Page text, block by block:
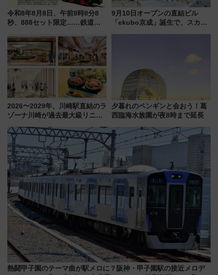
令和8年8月8日、午前8時8分8
秒、888セット限定……鉄道各
たち
9月10日オープンの直結ビル
「ekubo京成」誕生で、スカイ
2026〜2029年、川崎駅直結のラ
ゾーナ川崎が過去最大級リニュ
「いつから何が変わるか」徹底
解説！
夕暮れのペンギンと会おう！葛
西臨海水族園が夜8時まで延長
熱闘甲子園のテーマ曲が駅メロに？阪神・甲子園駅の接近メロデ